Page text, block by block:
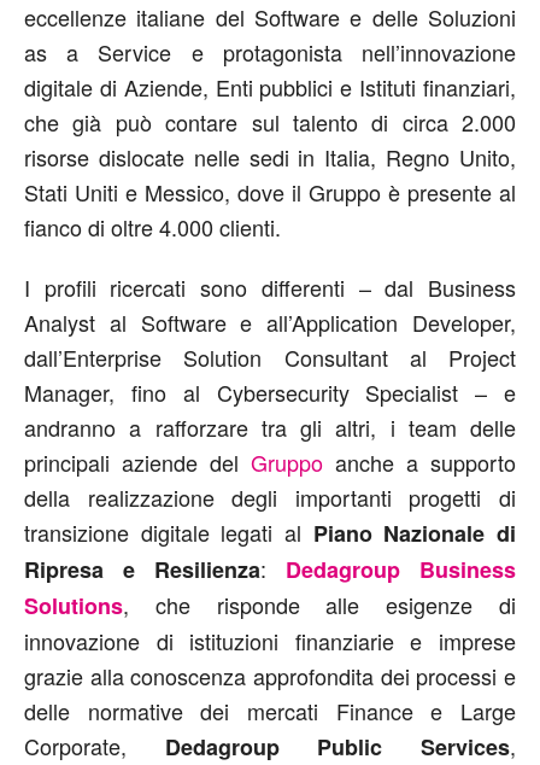
eccellenze italiane del Software e delle Soluzioni
as a Service e protagonista nell’innovazione
digitale di Aziende, Enti pubblici e Istituti finanziari,
che già può contare sul talento di circa 2.000
risorse dislocate nelle sedi in Italia, Regno Unito,
Stati Uniti e Messico, dove il Gruppo è presente al
fianco di oltre 4.000 clienti.
I profili ricercati sono differenti – dal Business
Analyst al Software e all’Application Developer,
dall’Enterprise Solution Consultant al Project
Manager, fino al Cybersecurity Specialist – e
andranno a rafforzare tra gli altri, i team delle
principali aziende del Gruppo anche a supporto
della realizzazione degli importanti progetti di
transizione digitale legati al Piano Nazionale di
Ripresa e Resilienza: Dedagroup Business
Solutions, che risponde alle esigenze di
innovazione di istituzioni finanziarie e imprese
grazie alla conoscenza approfondita dei processi e
delle normative dei mercati Finance e Large
Corporate, Dedagroup Public Services,